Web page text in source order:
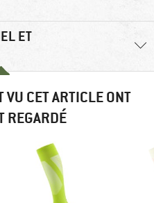
ET
VU CET ARTICLE ONT
REGARDÉ